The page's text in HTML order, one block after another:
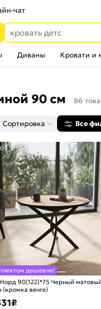
чат
Диваны Кровати и
90 см 86
Сортировка Все
дешевле!
90(122)*75 Черный
(кромка венге)
₽